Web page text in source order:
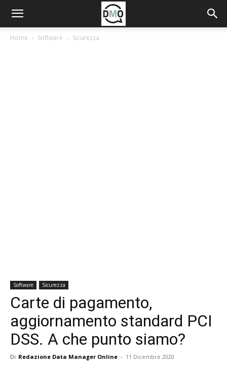
Home Software Sicurezza
Software Sicurezza
Carte di pagamento,
aggiornamento standard PCI
DSS. A che punto siamo?
Di Redazione Data Manager Online - 11 Dicembre 2020